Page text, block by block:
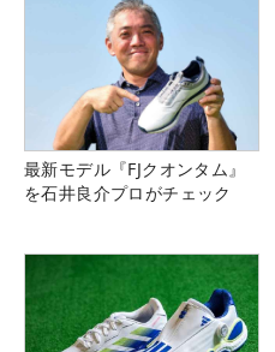
最新モデル『FJクオンタム』
を石井良介プロがチェック